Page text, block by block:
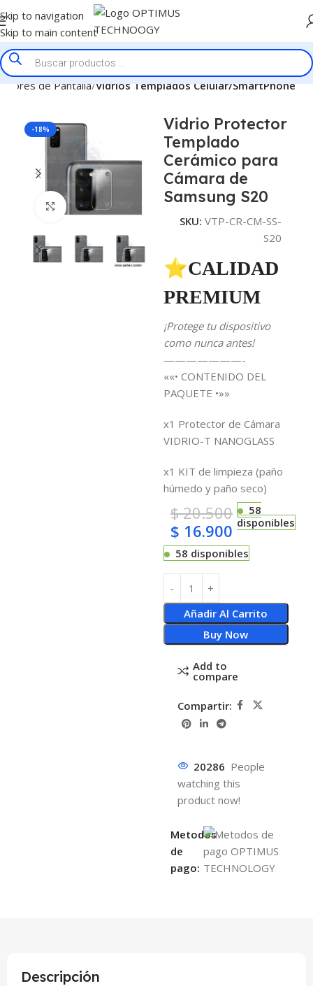
Skip to navigation
Skip to main content
de Pantalla Vidrios Templados Celular/SmartPhone
-18%
Click to enlarge
Vidrio Protector
Templado
Cerámico para
Cámara de
Samsung S20
SKU: VTP-CR-CM-SS-
S20
⭐CALIDAD
PREMIUM
¡Protege tu dispositivo
como nunca antes!
———————-
««• CONTENIDO DEL
PAQUETE •»»
x1 Protector de Cámara
VIDRIO-T NANOGLASS
x1 KIT de limpieza (paño
húmedo y paño seco)
$20.500
$ 16.900
58
disponibles
58 disponibles
Añadir Al Carrito
Buy Now
Add to
compare
Compartir:
20286 People
watching this
product now!
Metodos
de
pago:
Descripción